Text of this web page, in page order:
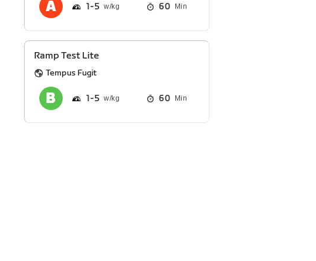
1 5 60 Min
Ramp Test Lite
Tempus Fugit
1 5 60 Min